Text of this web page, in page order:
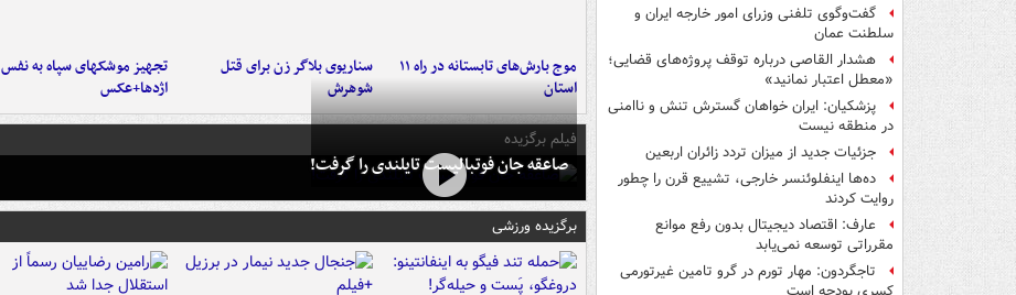
گفت‌وگوی تلفنی وزرای امور خارجه ایران و
سلطنت عمان
هشدار القاصی درباره توقف پروژه‌های قضایی؛
«معطل اعتبار نمانید»
پزشکیان: ایران خواهان گسترش تنش و ناامنی
در منطقه نیست
جزئیات جدید از میزان تردد زائران اربعین
ده‌ها اینفلوئنسر خارجی، تشییع قرن را چطور
روایت کردند
عارف: اقتصاد دیجیتال بدون رفع موانع
مقرراتی توسعه نمی‌یابد
تاجگردون: مهار تورم در گرو تامین غیرتورمی
موج بارش‌های تابستانه در راه ۱۱
استان
سناریوی بلاگر زن برای قتل
شوهرش
تجهیز موشکهای سپاه به نفس
اژدها+عکس
فیلم برگزیده
صاعقه جان فوتبالیست تایلندی را گرفت!
برگزیده ورزشی